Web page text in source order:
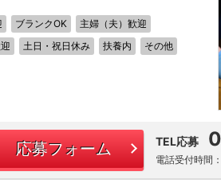
ブランクOK
主婦（夫）歓迎
土日・祝日休み 扶養内
その他
応募フォーム TEL応募
電話受付時間